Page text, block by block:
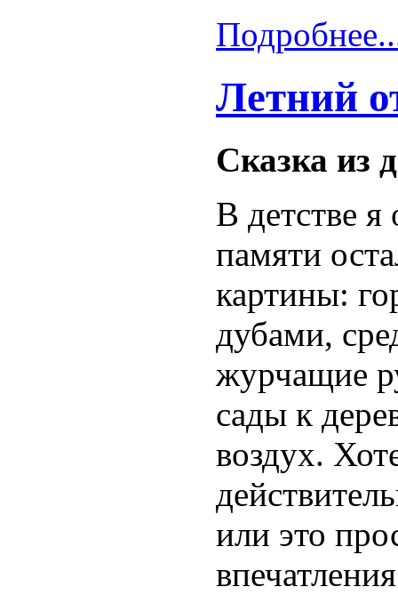
Летний
Сказка из
В детстве я
памяти
картины:
дубами,
журчащие
сады к
воздух.
или это